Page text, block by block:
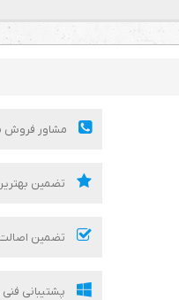
مشاور فروش
تضمین
تضمین
پشتیبانی فنی